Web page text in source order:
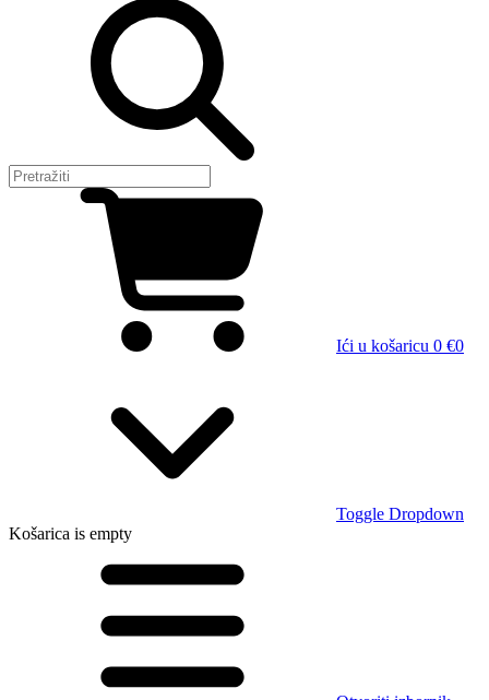
Ići u košaricu 0 €0
Toggle Dropdown
Košarica is empty